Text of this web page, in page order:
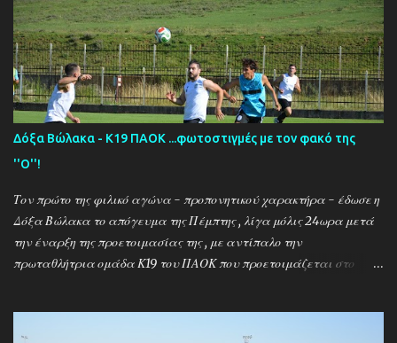
Δόξα Βώλακα - Κ19 ΠΑΟΚ ...φωτοστιγμές με τον φακό της
''Ο''!
Τον πρώτο της φιλικό αγώνα - προπονητικού χαρακτήρα - έδωσε η
Δόξα Βώλακα το απόγευμα της Πέμπτης , λίγα μόλις 24ωρα μετά
την έναρξη της προετοιμασίας της , με αντίπαλο την
πρωταθλήτρια ομάδα Κ19 του ΠΑΟΚ που προετοιμάζεται στο